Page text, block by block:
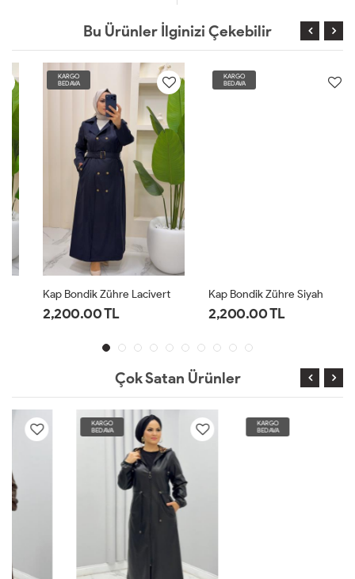
Bu Ürünler İlginizi Çekebilir
KARGO
BEDAVA
Kap Bondik Zühre Lacivert
2,200.00 TL
KARGO
BEDAVA
Kap Bondik Zühre Siyah
2,200.00 TL
Çok Satan Ürünler
KARGO
BEDAVA
KARGO
BEDAVA